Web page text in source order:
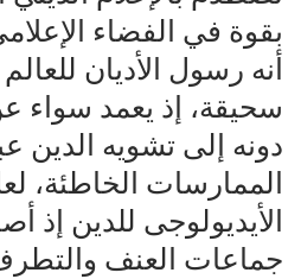
بقوة في الفضاء
أنه رسول الأديان
سحيقة، إذ يعمد سواء
دونه إلى تشويه الدين
الممارسات الخاطئة،
الأيديولوجى للدين إذ
جماعات العنف